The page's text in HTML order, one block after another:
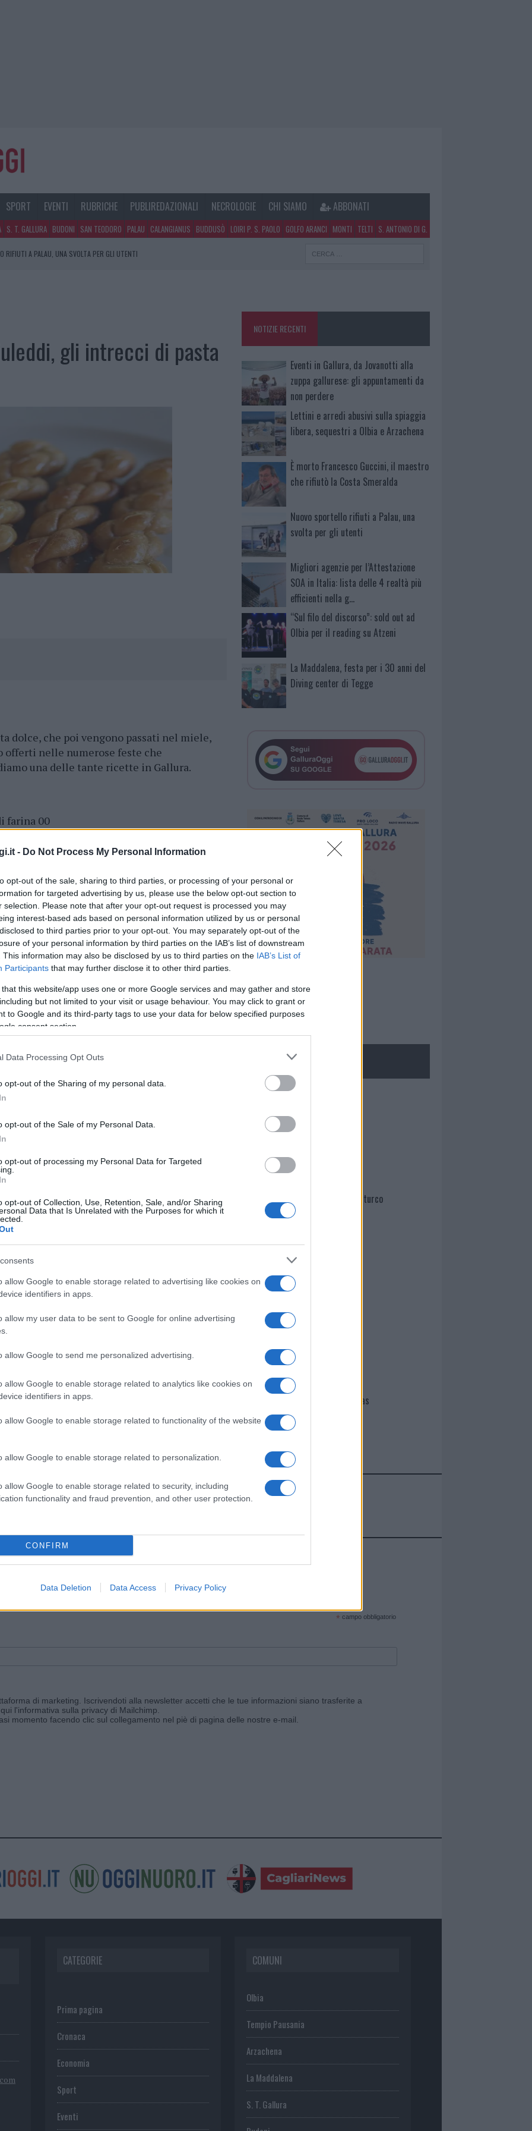
- Do Not Process My Personal Information
opt-out of the sale, sharing to third parties, or processing of your personal or
for targeted advertising by us, please use the below opt-out section to
selection. Please note that after your opt-out request is processed you may
interest-based ads based on personal information utilized by us or personal
to third parties prior to your opt-out. You may separately opt-out of the
of your personal information by third parties on the IAB’s list of downstream
This information may also be disclosed by us to third parties on the IAB’s List of
Participants that may further disclose it to other third parties.
that this website/app uses one or more Google services and may gather and store
but not limited to your visit or usage behaviour. You may click to grant or
to Google and its third-party tags to use your data for below specified purposes
consent section.
Data Processing Opt Outs
opt-out of the Sharing of my personal data.
opt-out of the Sale of my Personal Data.
opt-out of processing my Personal Data for Targeted
opt-out of Collection, Use, Retention, Sale, and/or Sharing
Data that Is Unrelated with the Purposes for which it
allow Google to enable storage related to advertising like cookies on
identifiers in apps.
allow my user data to be sent to Google for online advertising
allow Google to send me personalized advertising.
allow Google to enable storage related to analytics like cookies on
identifiers in apps.
allow Google to enable storage related to functionality of the website
allow Google to enable storage related to personalization.
allow Google to enable storage related to security, including
functionality and fraud prevention, and other user protection.
CONFIRM
Data Deletion Data Access Privacy Policy
SPORT EVENTI RUBRICHE PUBLIREDAZIONALI NECROLOGIE CHI SIAMO ABBONATI
S. T. GALLURA BUDONI SAN TEODORO PALAU CALANGIANUS BUDDUSÒ LOIRI P. S. PAOLO GOLFO ARANCI MONTI TELTI S. ANTONIO DI G.
RIFIUTI A PALAU, UNA SVOLTA PER GLI UTENTI
CHE RIFIUTÒ LA COSTA SMERALDA
gli intrecci di pasta
dolce, che poi vengono passati nel miele,
offerti nelle numerose feste che
una delle tante ricette in Gallura.
farina 00
strutto. Allungare il composto con una
un po d’acqua (l’acqua si aggiunge nel
per ammorbidire l’impasto). Versare nella
a ottenere una pasta morbida e compatta.
avvolta nella pellicola.
dei bastoncini molto sottili e lunghi
attorcigliate dando leggermente forza sul
e far asciugare l’olio in carta per
a piacere con scorza d’arancia e
cliccandoqui
nella sezione
Prossimo articolo
NOTIZIE RECENTI
Eventi in Gallura, da Jovanotti alla
zuppa gallurese: gli appuntamenti da
non perdere
Lettini e arredi abusivi sulla spiaggia
libera, sequestri a Olbia e Arzachena
È morto Francesco Guccini, il maestro
che rifiutò la Costa Smeralda
Nuovo sportello rifiuti a Palau, una
svolta per gli utenti
Migliori agenzie per l’Attestazione
SOA in Italia: lista delle 4 realtà più
efficienti nella g…
“Sul filo del discorso”: sold out ad
Olbia per il reading su Atzeni
La Maddalena, festa per i 30 anni del
Diving center di Tegge
NECROLOGIE
Martina Agostina Diturco
I nostri cari
I nostri cari
Giovannimaria Cabras
Invia un Comunicato Stampa|Pubblicità|Segnala
e ricevi le nostre email periodiche contenenti le ultime notizie pubblicate sul sito web!
* campo obbligatorio
di marketing. Iscrivendoti alla newsletter accetti che le tue informazioni siano trasferite a
l'informativa sulla privacy di Mailchimp
momento facendo clic sul collegamento nel piè di pagina delle nostre e-mail.
CATEGORIE
Prima pagina
Cronaca
Economia
Sport
Eventi
COMUNI
Olbia
Tempio Pausania
Arzachena
La Maddalena
S. T. Gallura